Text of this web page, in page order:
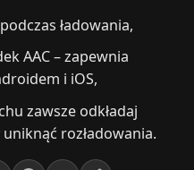
ładowania,
AAC – zapewnia
i iOS,
zawsze odkładaj
rozładowania.